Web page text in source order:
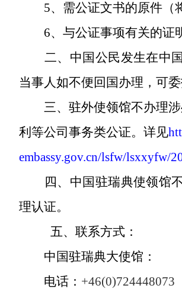
5、需公证文书的原件（
6、与公证事项有关的
二、中国公民发生在中
当事人如不便回国办理，
三、驻外使领馆不办理
利等公司事务类公证。 详见
embassy.gov.cn/lsfw/lsxxyfw/
四、中国驻瑞典使领馆
理认证。
五、联系方式：
中国驻瑞典大使馆：
电话：